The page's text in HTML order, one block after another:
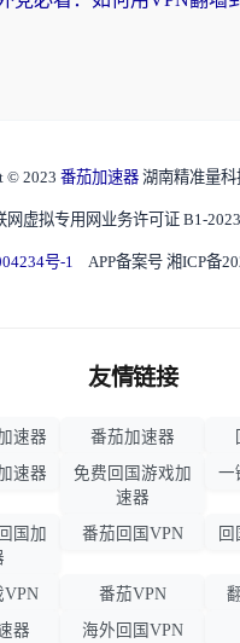
© 2023 番茄加速器 湖南精准量科
网虚拟专用网业务许可证 B1-
号-1 APP备案号 湘ICP备
友情链接
速器 番茄加速器
速器
免费回国游戏加
速器
一
国加
番茄回国VPN
VPN 番茄VPN
器
海外回国VPN